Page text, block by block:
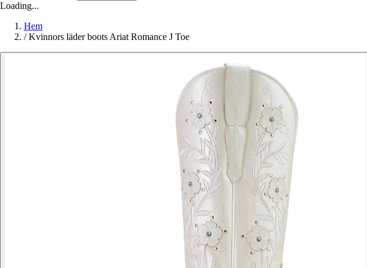
Loading...
Hem
/ Kvinnors läder boots Ariat Romance J Toe